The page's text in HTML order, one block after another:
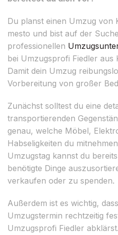
Du planst einen Umzug von
mesto und bist auf der
professionellen
bei Umzugsprofi Fiedler aus
Damit dein Umzug
Vorbereitung von großer
Zunächst solltest du eine
transportierenden
genau, welche Möbel,
Habseligkeiten du
Umzugstag kannst du
benötigte Dinge
verkaufen oder zu spenden.
Außerdem ist es wichtig,
Umzugstermin rechtzeitig
Umzugsprofi Fiedler